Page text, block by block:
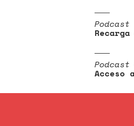
Podcast
Podcast
Acceso